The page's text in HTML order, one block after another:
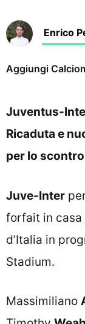
Enrico
Aggiungi
Juventus-
Ricaduta e
per lo
Juve-Inter
forfait in casa
d’Italia in
Stadium.
Massimiliano